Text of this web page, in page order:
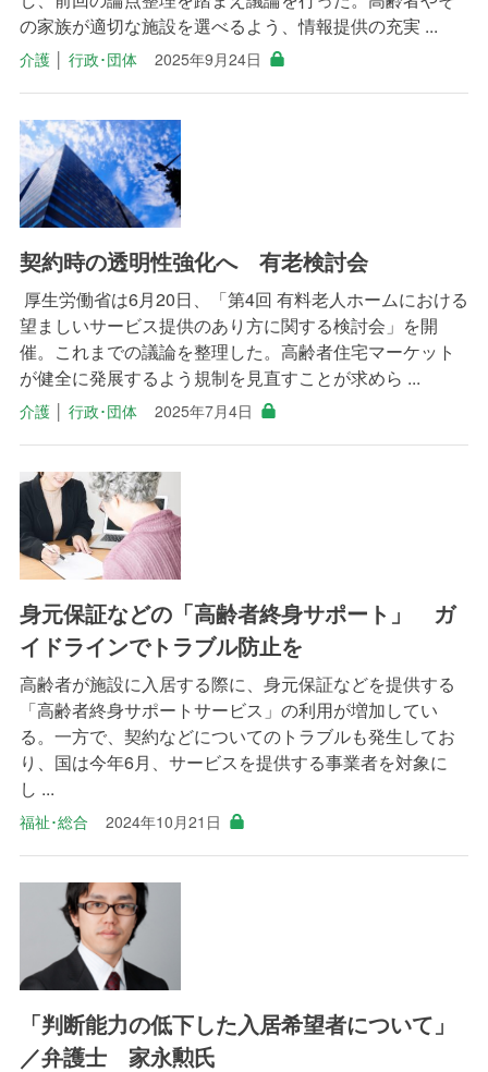
の家族が適切な施設を選べるよう、情報提供の充実 ...
介護│ 行政･団体 2025年9月24日
契約時の透明性強化へ 有老検討会
厚生労働省は6月20日、「第4回 有料老人ホームにおける
望ましいサービス提供のあり方に関する検討会」を開
催。これまでの議論を整理した。高齢者住宅マーケット
が健全に発展するよう規制を見直すことが求めら ...
介護│ 行政･団体 2025年7月4日
身元保証などの「高齢者終身サポート」 ガ
イドラインでトラブル防止を
高齢者が施設に入居する際に、身元保証などを提供する
「高齢者終身サポートサービス」の利用が増加してい
る。一方で、契約などについてのトラブルも発生してお
り、国は今年6月、サービスを提供する事業者を対象に
し ...
福祉･総合 2024年10月21日
「判断能力の低下した入居希望者について」
／弁護士 家永勲氏